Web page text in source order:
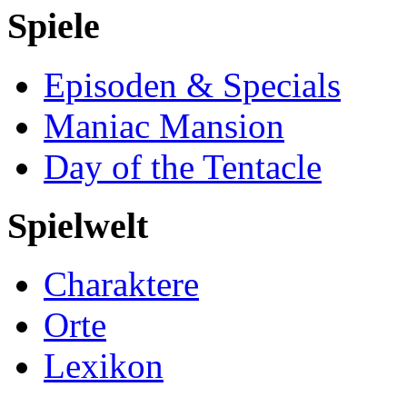
Spiele
Episoden & Specials
Maniac Mansion
Day of the Tentacle
Spielwelt
Charaktere
Orte
Lexikon